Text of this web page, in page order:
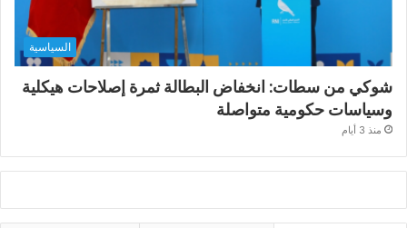
السياسية
شوكي من سطات: انخفاض البطالة ثمرة إصلاحات هيكلية
وسياسات حكومية متواصلة
منذ 3 أيام